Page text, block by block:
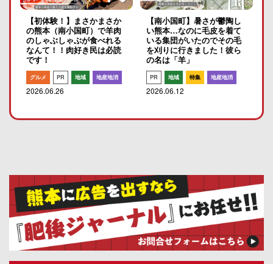
【初体験！】まさかまさか
の熊本（南小国町）で羊肉
のしゃぶしゃぶが食べれる
なんて！！肉好き民は必読
です！
グルメ PR 地域 地産地消
2026.06.26
【南小国町】暑さが鬱陶し
い熊本…なのに毛皮を着て
いる集団がいたのでその毛
を刈りに行きました！彼ら
の名は「羊」
PR 地域 特集 地産地消
2026.06.12